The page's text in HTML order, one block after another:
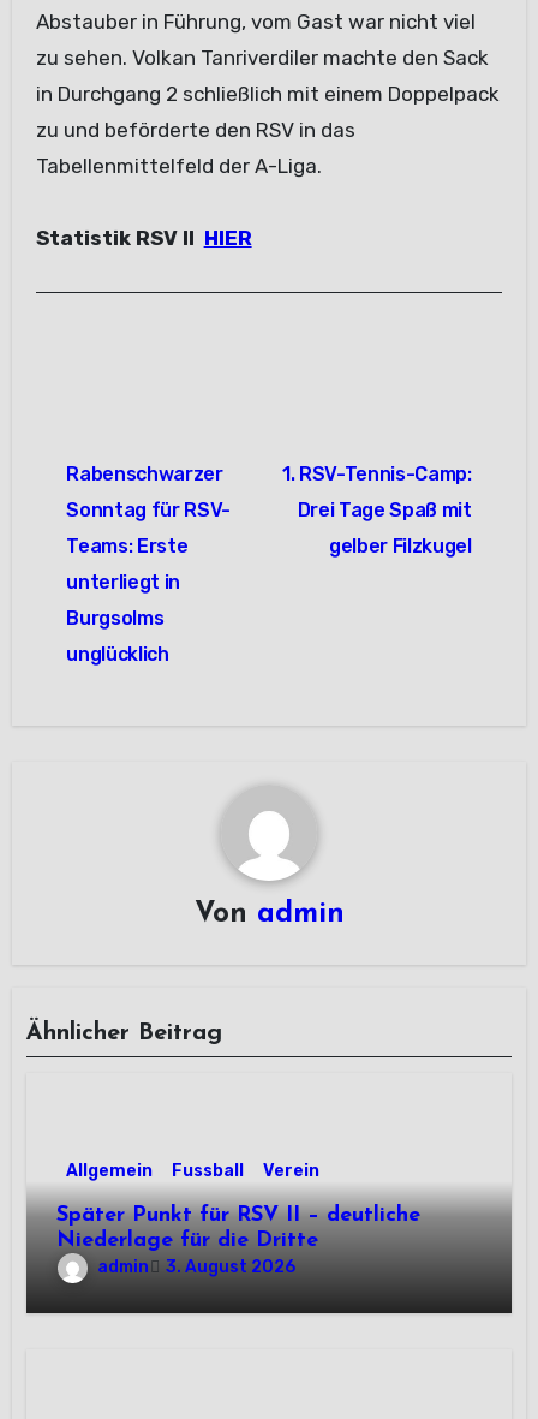
Abstauber in Führung, vom Gast war nicht viel
zu sehen. Volkan Tanriverdiler machte den Sack
in Durchgang 2 schließlich mit einem Doppelpack
zu und beförderte den RSV in das
Tabellenmittelfeld der A-Liga.
Statistik RSV II HIER
Rabenschwarzer
Sonntag für RSV-
Teams: Erste
unterliegt in
Burgsolms
unglücklich
1. RSV-Tennis-Camp:
Drei Tage Spaß mit
gelber Filzkugel
Von admin
Ähnlicher Beitrag
Allgemein Fussball Verein
Später Punkt für RSV II – deutliche
Niederlage für die Dritte
admin 3. August 2026